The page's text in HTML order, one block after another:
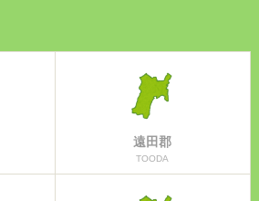
遠田郡
TOODA